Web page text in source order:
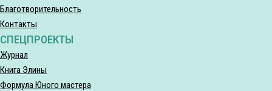
Благотворительность
Контакты
СПЕЦПРОЕКТЫ
Журнал
Книга Элины
Формула Юного мастера